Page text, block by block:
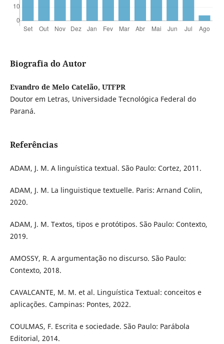
Biografia do Autor
Evandro de Melo Catelão, UTFPR
Doutor em Letras, Universidade Tecnológica Federal do
Paraná.
Referências
ADAM, J. M. A linguística textual. São Paulo: Cortez, 2011.
ADAM, J. M. La linguistique textuelle. Paris: Arnand Colin,
2020.
ADAM, J. M. Textos, tipos e protótipos. São Paulo: Contexto,
2019.
AMOSSY, R. A argumentação no discurso. São Paulo:
Contexto, 2018.
CAVALCANTE, M. M. et al. Linguística Textual: conceitos e
aplicações. Campinas: Pontes, 2022.
COULMAS, F. Escrita e sociedade. São Paulo: Parábola
Editorial, 2014.